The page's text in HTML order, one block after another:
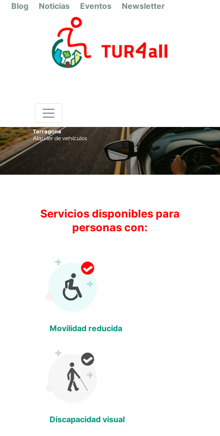
Blog Noticias Eventos Newsletter
Tarragona
Alquiler de vehículos
Servicios disponibles para
personas con:
Movilidad reducida
Discapacidad visual